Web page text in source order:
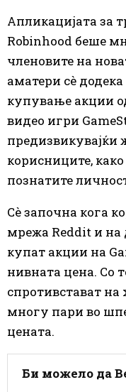
Апликацијата за
Robinhood беше
членовите на
аматери сè
купување акции
видео игри
предизвикувајќи
корисниците,
познатите
Сè започна кога
мрежа Reddit и
купат акции на
нивната цена. Со
спротивстават на
многу пари во
цената.
Би можело да